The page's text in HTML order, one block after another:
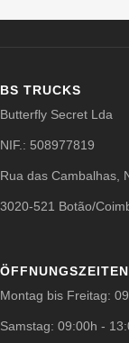
BS TRUCKS
Butterfly Secret Lda
NIF.: 508977819
Rua das Cambalhas,
3020-521 Botão/
ÖFFNUNGSZEITEN
Montag bis Freitag:
Samstag: 09:00h -